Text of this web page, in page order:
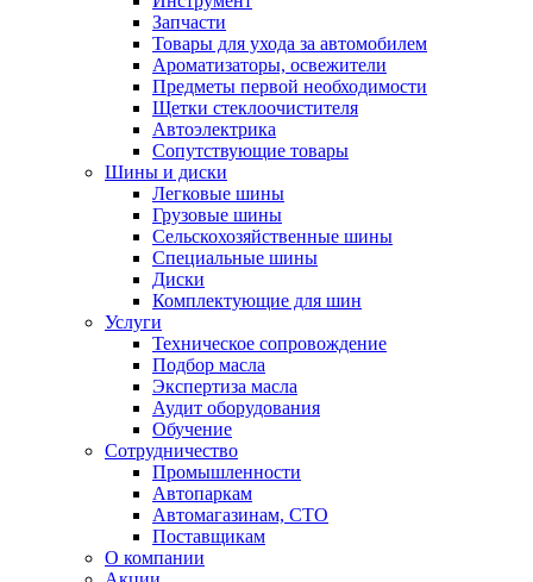
Запчасти
Товары для ухода за автомобилем
Ароматизаторы, освежители
Предметы первой необходимости
Щетки стеклоочистителя
Автоэлектрика
Сопутствующие товары
Шины и диски
Легковые шины
Грузовые шины
Сельскохозяйственные шины
Специальные шины
Диски
Комплектующие для шин
Услуги
Техническое сопровождение
Подбор масла
Экспертиза масла
Аудит оборудования
Обучение
Сотрудничество
Промышленности
Автопаркам
Автомагазинам, СТО
Поставщикам
О компании